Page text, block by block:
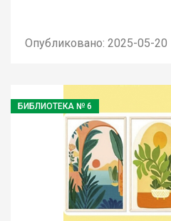
Опубликовано: 2025-05-20
БИБЛИОТЕКА № 6